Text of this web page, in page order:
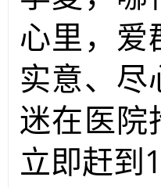
心里，爱
实意、尽
迷在医院
立即赶到